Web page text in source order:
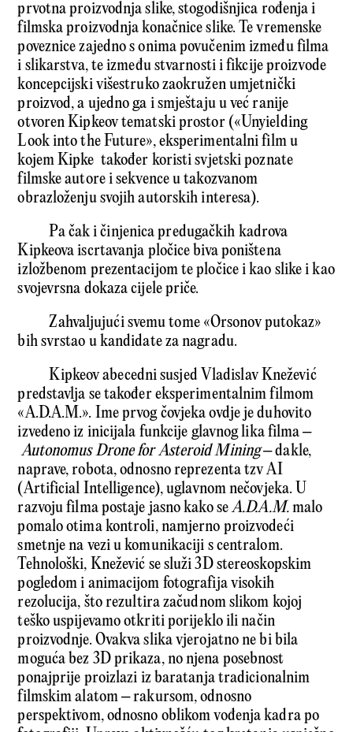
prvotna proizvodnja slike, stogodišnjica rođenja i
filmska proizvodnja konačnice slike. Te vremenske
poveznice zajedno s onima povučenim između filma
i slikarstva, te između stvarnosti i fikcije proizvode
koncepcijski višestruko zaokružen umjetnički
proizvod, a ujedno ga i smještaju u već ranije
otvoren Kipkeov tematski prostor («Unyielding
Look into the Future», eksperimentalni film u
kojem Kipke također koristi svjetski poznate
filmske autore i sekvence u takozvanom
obrazloženju svojih autorskih interesa).
Pa čak i činjenica predugačkih kadrova
Kipkeova iscrtavanja pločice biva poništena
izložbenom prezentacijom te pločice i kao slike i kao
svojevrsna dokaza cijele priče.
Zahvaljujući svemu tome «Orsonov putokaz»
bih svrstao u kandidate za nagradu.
Kipkeov abecedni susjed Vladislav Knežević
predstavlja se također eksperimentalnim filmom
«A.D.A.M.». Ime prvog čovjeka ovdje je duhovito
izvedeno iz inicijala funkcije glavnog lika filma –
Autonomus Drone for Asteroid Mining– dakle,
naprave, robota, odnosno reprezenta tzv AI
(Artificial Intelligence), uglavnom nečovjeka. U
razvoju filma postaje jasno kako seA.D.A.M.malo
pomalo otima kontroli, namjerno proizvodeći
smetnje na vezi u komunikaciji s centralom.
Tehnološki, Knežević se služi 3D stereoskopskim
pogledom i animacijom fotografija visokih
rezolucija, što rezultira začudnom slikom kojoj
teško uspijevamo otkriti porijeklo ili način
proizvodnje. Ovakva slika vjerojatno ne bi bila
moguća bez 3D prikaza, no njena posebnost
ponajprije proizlazi iz baratanja tradicionalnim
filmskim alatom – rakursom, odnosno
perspektivom, odnosno oblikom vođenja kadra po